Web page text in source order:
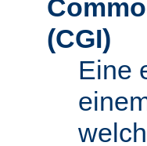
(CGI)
Eine